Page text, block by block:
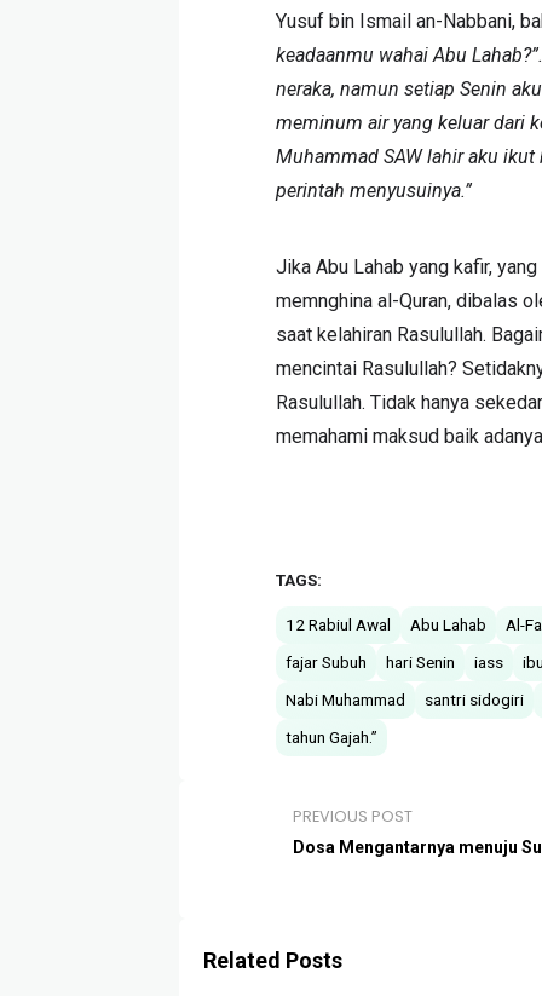
Yusuf bin Ismail an-Nabbani,
keadaanmu wahai Abu Lahab?”.
neraka, namun setiap Senin
meminum air yang keluar dari
Muhammad SAW lahir aku
perintah menyusuinya.”
Jika Abu Lahab yang kafir,
memnghina al-Quran, dibalas
saat kelahiran Rasulullah.
mencintai Rasulullah?
Rasulullah. Tidak hanya
memahami maksud baik
TAGS:
12 Rabiul Awal Abu Lahab
Al-
fajar Subuh
hari Senin iass
Nabi Muhammad
santri sidogiri
tahun Gajah.”
PREVIOUS POST
Dosa Mengantarnya menuju
Related Posts